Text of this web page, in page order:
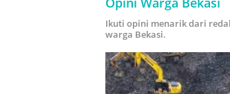
Ikuti opini menarik dari
warga Bekasi.